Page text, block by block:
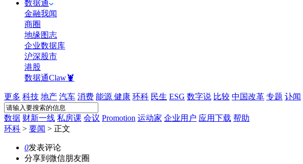
数据通
金融我闻
商圈
地缘图志
企业数据库
沪深股市
港股
数据通Claw🦞
更多 科技 地产 汽车 消费 能源 健康 环科 民生 ESG 数字说 比较 中国改革 专题 讣闻
数据 财新一线 私房课 会议 Promotion 运动家 企业用户 应用下载 帮助
环科 > 要闻 > 正文
0发表评论
分享到微信朋友圈